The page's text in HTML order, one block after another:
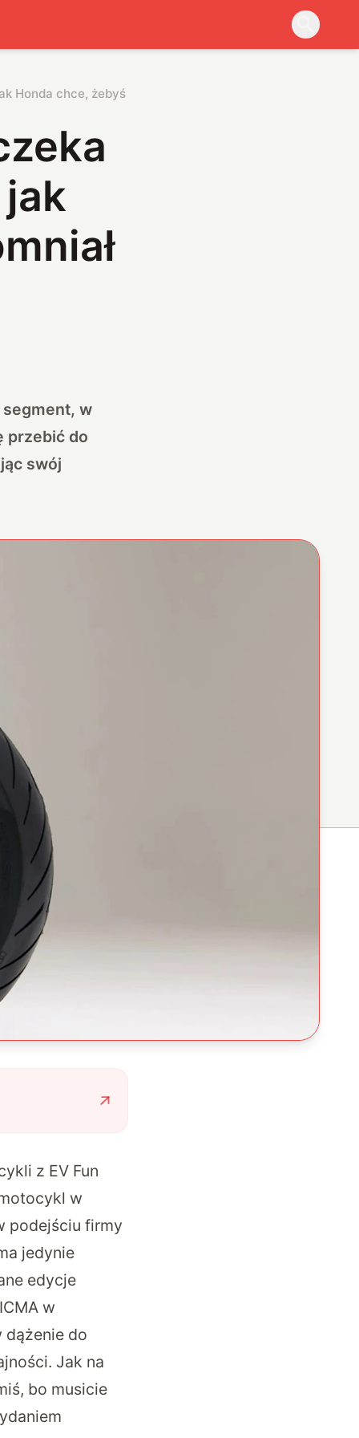
chce, żebyś zapomniał o spalinówkach
w
przebić do
swój
z EV Fun
w
podejściu firmy
jedynie
edycje
w
dążenie do
Jak na
bo musicie